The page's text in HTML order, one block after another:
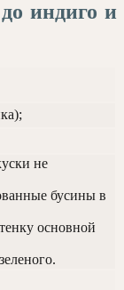
до индиго и
не
бусины в
основной